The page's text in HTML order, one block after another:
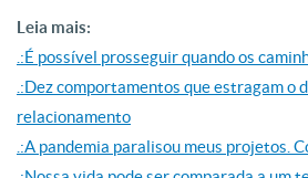
Leia mais:
.:É possível prosseguir quando os
.:Dez comportamentos que estragam o
relacionamento
.:A pandemia paralisou meus projetos.